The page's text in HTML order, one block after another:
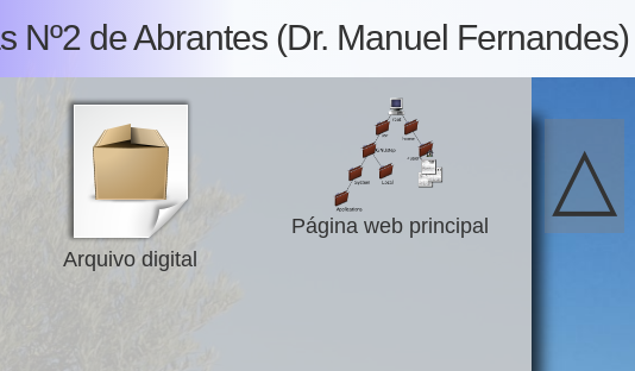
Nº2 de Abrantes (Dr. Manuel Fernandes)
Arquivo digital
Página web principal
△